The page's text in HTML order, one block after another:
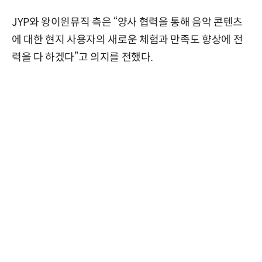
JYP와 왕이윈뮤직 측은 “양사 협력을 통해 음악 콘텐츠
에 대한 현지 사용자의 새로운 체험과 만족도 향상에 전
력을 다 하겠다”고 의지를 전했다.